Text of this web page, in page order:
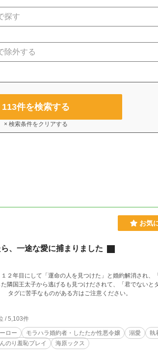
113件を検索する
× 検索条件をクリアする
お気
、一途な愛に捕まりました
年目にして「運命の人を見つけた」と婚約解消され、
隣国王太子から逃げるも見つけだされて、「君でないと
ために結婚してくれ」と懇願求愛される話。（R18） タグに苦手なものがある方はご注意ください。
/ 5,103件
ロー モラハラ婚約者・したたか性悪令嬢 溺愛
執
のり羞恥プレイ 海原ックス